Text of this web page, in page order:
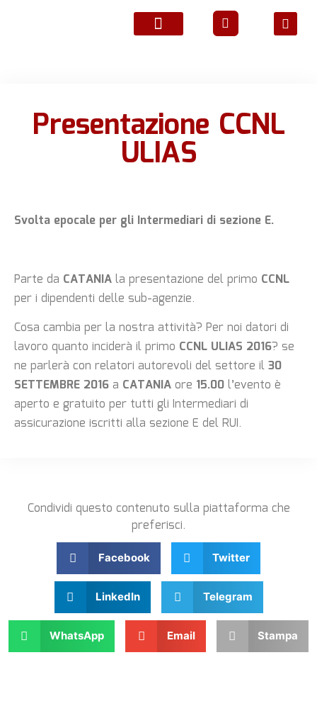
Presentazione CCNL
ULIAS
Svolta epocale per gli Intermediari di sezione E.
Parte da CATANIA la presentazione del primo CCNL
per i dipendenti delle sub-agenzie.
Cosa cambia per la nostra attività? Per noi datori di
lavoro quanto inciderà il primo CCNL ULIAS 2016? se
ne parlerà con relatori autorevoli del settore il 30
SETTEMBRE 2016 a CATANIA ore 15.00 l’evento è
aperto e gratuito per tutti gli Intermediari di
assicurazione iscritti alla sezione E del RUI.
Condividi questo contenuto sulla piattaforma che
preferisci.
Facebook Twitter
LinkedIn Telegram
WhatsApp Email Stampa